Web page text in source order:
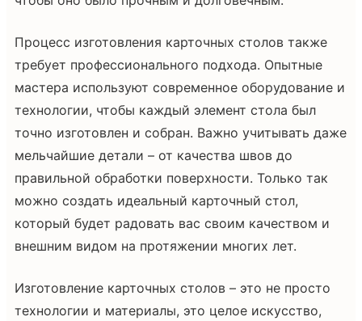
Процесс изготовления карточных столов также
требует профессионального подхода. Опытные
мастера используют современное оборудование и
технологии, чтобы каждый элемент стола был
точно изготовлен и собран. Важно учитывать даже
мельчайшие детали – от качества швов до
правильной обработки поверхности. Только так
можно создать идеальный карточный стол,
который будет радовать вас своим качеством и
внешним видом на протяжении многих лет.
Изготовление карточных столов – это не просто
технологии и материалы, это целое искусство,